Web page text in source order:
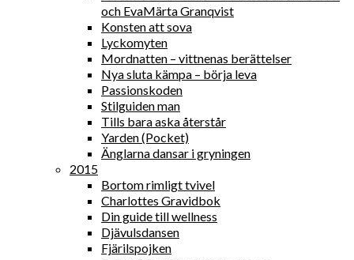
och EvaMärta Granqvist
Konsten att sova
Lyckomyten
Mordnatten – vittnenas berättelser
Nya sluta kämpa – börja leva
Passionskoden
Stilguiden man
Tills bara aska återstår
Yarden (Pocket)
Änglarna dansar i gryningen
2015
Bortom rimligt tvivel
Charlottes Gravidbok
Din guide till wellness
Djävulsdansen
Fjärilspojken